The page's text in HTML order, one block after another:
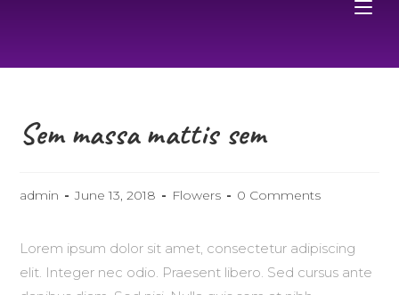
Sem massa mattis sem
admin June 13, 2018 Flowers 0 Comments
Lorem ipsum dolor sit amet, consectetur adipiscing
elit. Integer nec odio. Praesent libero. Sed cursus ante